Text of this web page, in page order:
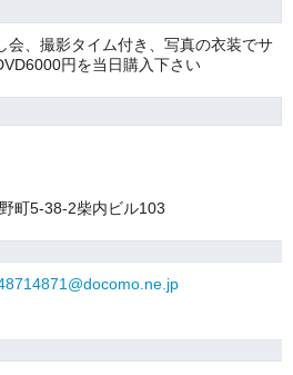
会、撮影タイム付き、写真の衣装でサ
円を当日購入下さい
町5-38-2柴内ビル103